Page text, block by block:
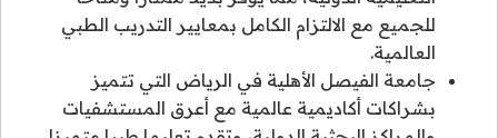
للجميع مع الالتزام الكامل بمعايير التدريب الطبي
العالمية.
جامعة الفيصل الأهلية في الرياض التي تتميز
بشراكات أكاديمية عالمية مع أعرق المستشفيات